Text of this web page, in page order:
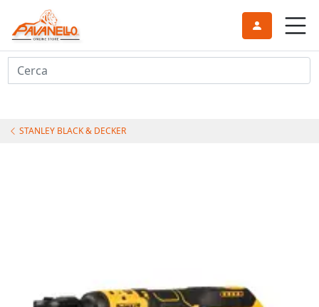
Cerca
STANLEY BLACK & DECKER